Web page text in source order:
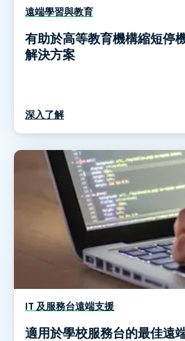
遠端學習與教育
有助於高等教育機構縮短停
解決方案
深入了解
IT 及服務台遠端支援
適用於學校服務台的最佳遠